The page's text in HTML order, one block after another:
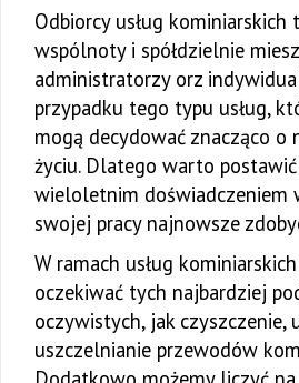
Odbiorcy usług
wspólnoty i spółdzielnie
administratorzy orz
przypadku tego typu usług,
mogą decydować znacząco o
życiu. Dlatego warto
wieloletnim doświadczeniem
swojej pracy najnowsze
W ramach usług
oczekiwać tych najbardziej
oczywistych, jak czyszczenie,
uszczelnianie przewodów